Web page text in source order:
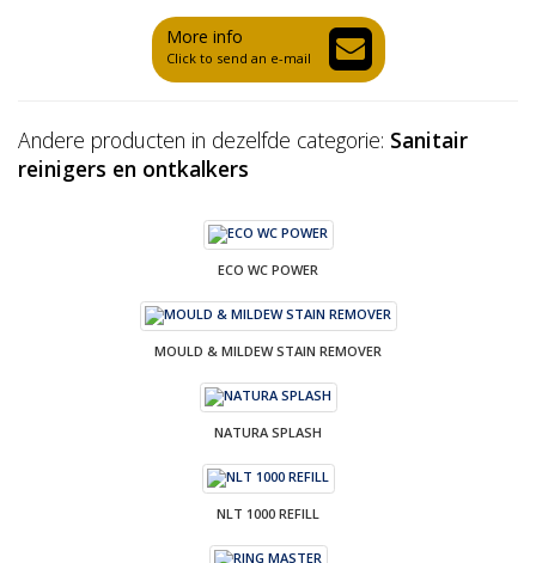
More info
Click to send an e-mail
Andere producten in dezelfde categorie: Sanitair
reinigers en ontkalkers
ECO WC POWER
MOULD & MILDEW STAIN REMOVER
NATURA SPLASH
NLT 1000 REFILL